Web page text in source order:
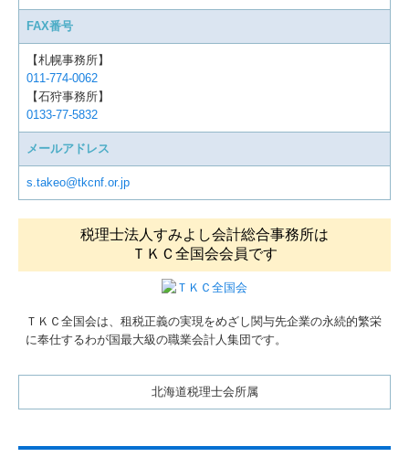
FAX番号
【札幌事務所】
011-774-0062
【石狩事務所】
0133-77-5832
メールアドレス
s.takeo@tkcnf.or.jp
税理士法人すみよし会計総合事務所は
ＴＫＣ全国会会員です
ＴＫＣ全国会は、租税正義の実現をめざし関与先企業の永続的繁栄
に奉仕するわが国最大級の職業会計人集団です。
北海道税理士会所属